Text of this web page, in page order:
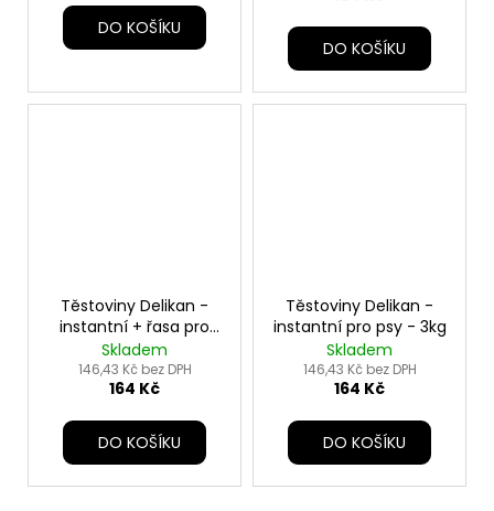
DO KOŠÍKU
DO KOŠÍKU
Těstoviny Delikan -
instantní + řasa pro
psy - 3kg
Skladem
146,43 Kč bez DPH
164 Kč
DO KOŠÍKU
Těstoviny Delikan -
instantní pro psy - 3kg
Skladem
146,43 Kč bez DPH
164 Kč
DO KOŠÍKU